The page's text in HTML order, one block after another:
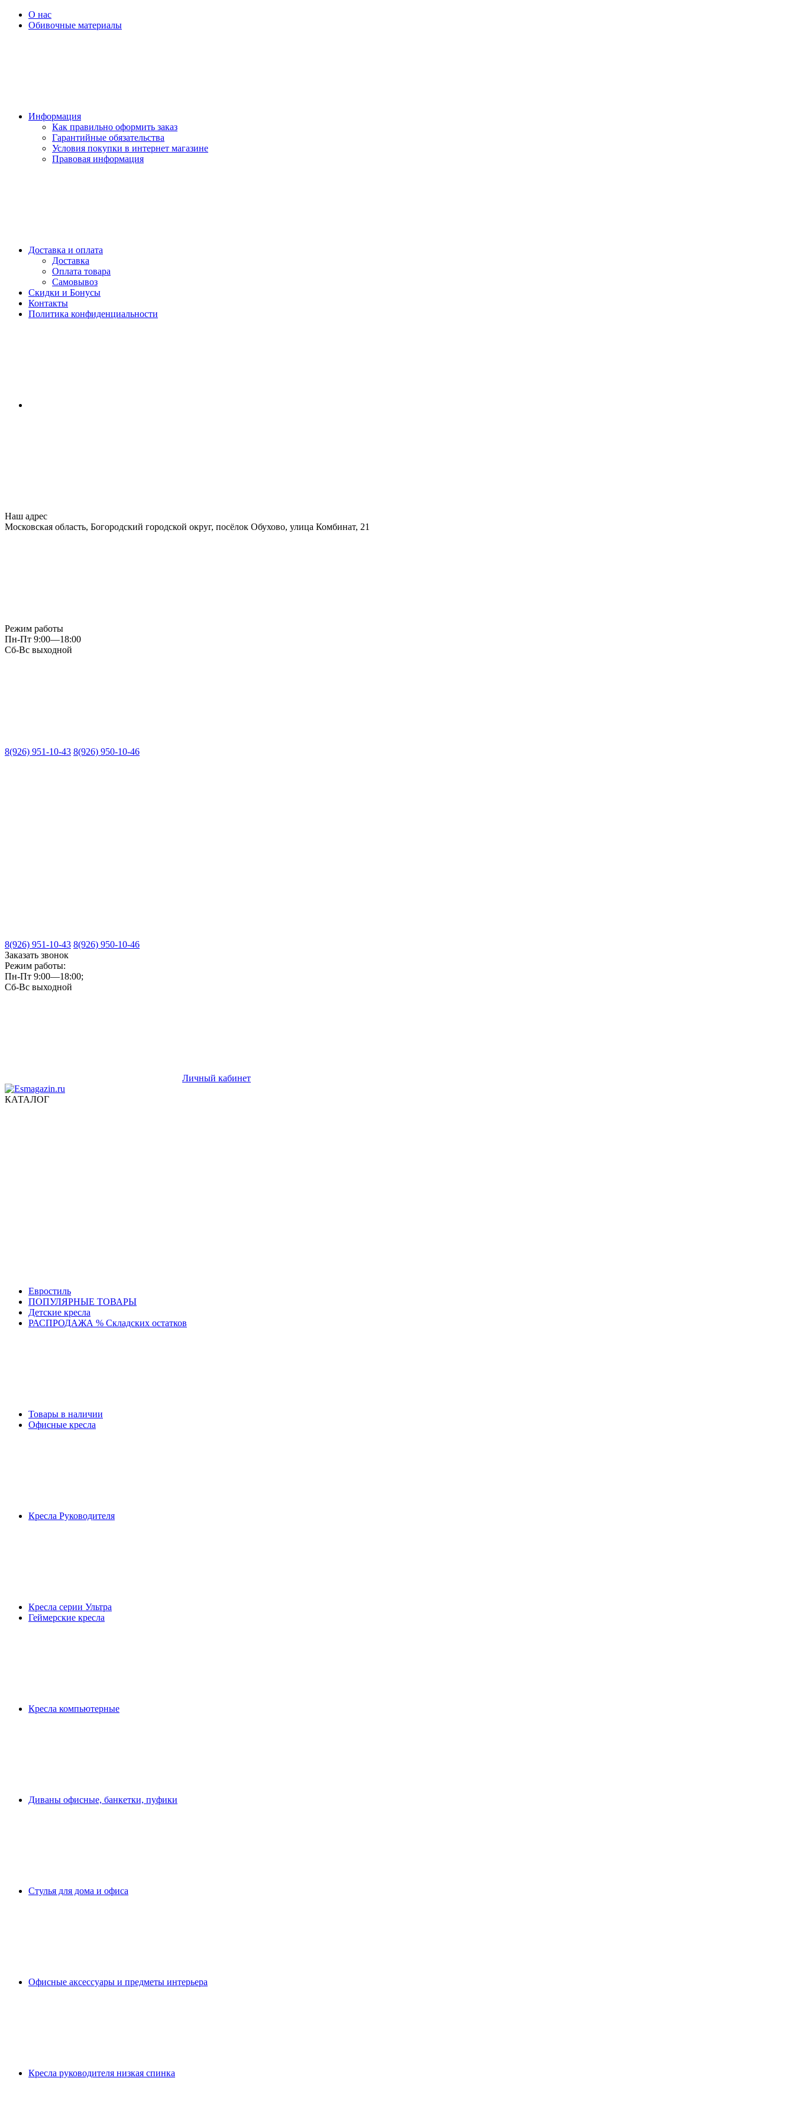
О нас
Обивочные материалы
Информация
Как правильно оформить заказ
Гарантийные обязательства
Условия покупки в интернет магазине
Правовая информация
Доставка и оплата
Доставка
Оплата товара
Самовывоз
Скидки и Бонусы
Контакты
Политика конфиденциальности
Наш адрес
Московская область, Богородский городской округ, посёлок Обухово, улица Комбинат, 21
Режим работы
Пн-Пт 9:00—18:00
Сб-Вс выходной
8(926) 951-10-43 8(926) 950-10-46
8(926) 951-10-43 8(926) 950-10-46
Заказать звонок
Режим работы:
Пн-Пт 9:00—18:00;
Сб-Вс выходной
Личный кабинет
КАТАЛОГ
Евростиль
ПОПУЛЯРНЫЕ ТОВАРЫ
Детские кресла
РАСПРОДАЖА % Складских остатков
Товары в наличии
Офисные кресла
Кресла Руководителя
Кресла серии Ультра
Геймерские кресла
Кресла компьютерные
Диваны офисные, банкетки, пуфики
Стулья для дома и офиса
Офисные аксессуары и предметы интерьера
Кресла руководителя низкая спинка